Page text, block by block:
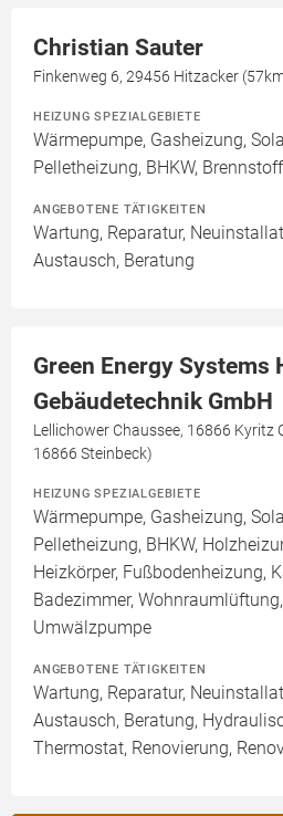
Christian Sauter
Finkenweg 6, 29456 Hitzacker
HEIZUNG SPEZIALGEBIETE
Wärmepumpe, Gasheizung,
Pelletheizung, BHKW,
ANGEBOTENE TÄTIGKEITEN
Wartung, Reparatur,
Austausch, Beratung
Green Energy Systems
Gebäudetechnik GmbH
Lellichower Chaussee, 16866 Kyritz
16866 Steinbeck)
HEIZUNG SPEZIALGEBIETE
Wärmepumpe, Gasheizung,
Pelletheizung, BHKW,
Heizkörper, Fußbodenheizung,
Badezimmer,
Umwälzpumpe
ANGEBOTENE TÄTIGKEITEN
Wartung, Reparatur,
Austausch, Beratung,
Thermostat, Renovierung,